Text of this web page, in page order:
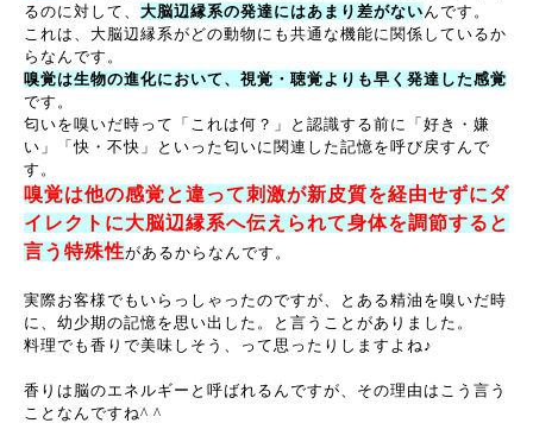
るのに対して、 大脳辺縁系の発達にはあまり差がない んです。
これは、大脳辺縁系がどの動物にも共通な機能に関係しているか
らなんです。
嗅覚は生物の進化において、視覚・聴覚よりも早く発達した感覚
です。
匂いを嗅いだ時って「これは何？」と認識する前に「好き・嫌
い」「快・不快」といった匂いに関連した記憶を呼び戻すんで
す。
嗅覚は他の感覚と違って刺激が新皮質を経由せずにダ
イレクトに大脳辺縁系へ伝えられて身体を調節すると
言う特殊性があるからなんです。
実際お客様でもいらっしゃったのですが、とある精油を嗅いだ時
に、幼少期の記憶を思い出した。と言うことがありました。
料理でも香りで美味しそう、って思ったりしますよね♪
香りは脳のエネルギーと呼ばれるんですが、その理由はこう言う
ことなんですね^ ^